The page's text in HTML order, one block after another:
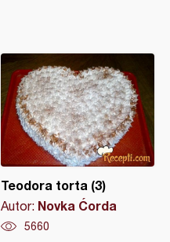
Teodora torta (3)
Autor: Novka Ćorda
5660